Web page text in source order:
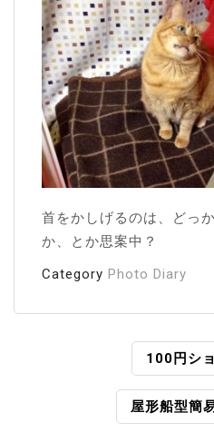
首をかしげるのは、どっ
か、とか思案中？
Category Photo Diary
100円シ
屋形船型簡